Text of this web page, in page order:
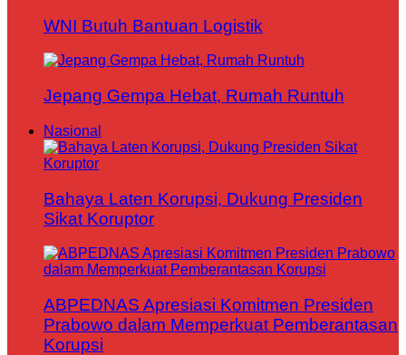
WNI Butuh Bantuan Logistik
Jepang Gempa Hebat, Rumah Runtuh
Nasional
Bahaya Laten Korupsi, Dukung Presiden
Sikat Koruptor
ABPEDNAS Apresiasi Komitmen Presiden
Prabowo dalam Memperkuat Pemberantasan
Korupsi